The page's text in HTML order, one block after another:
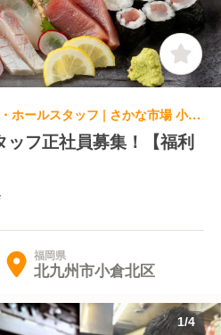
居酒屋 | レストランサービス・ホールスタッフ | さかな市場 小倉魚町店
フ正社員募集！【福利
福岡県
北九州市小倉北区
1/4